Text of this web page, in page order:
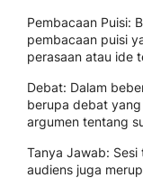
Pembacaan Puisi:
pembacaan puisi
perasaan atau ide
Debat: Dalam
berupa debat
argumen tentang
Tanya Jawab:
audiens juga